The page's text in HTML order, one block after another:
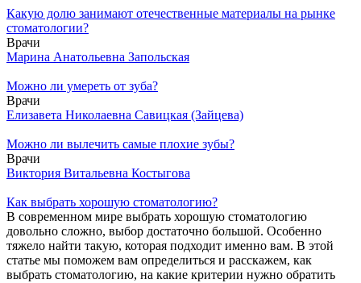
Какую долю занимают отечественные материалы на рынке
стоматологии?
Врачи
Марина Анатольевна Запольская
Можно ли умереть от зуба?
Врачи
Елизавета Николаевна Савицкая (Зайцева)
Можно ли вылечить самые плохие зубы?
Врачи
Виктория Витальевна Костыгова
Как выбрать хорошую стоматологию?
В современном мире выбрать хорошую стоматологию
довольно сложно, выбор достаточно большой. Особенно
тяжело найти такую, которая подходит именно вам. В этой
статье мы поможем вам определиться и расскажем, как
выбрать стоматологию, на какие критерии нужно обратить